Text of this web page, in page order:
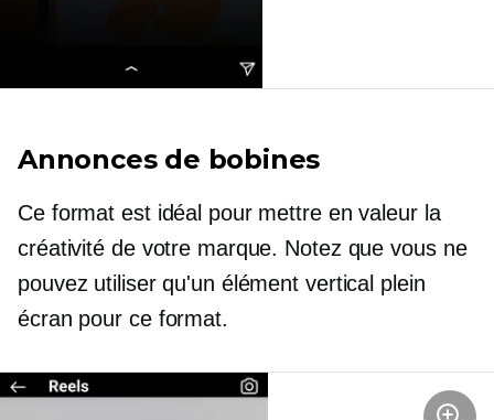
Annonces de bobines
Ce format est idéal pour mettre en valeur la
créativité de votre marque. Notez que vous ne
pouvez utiliser qu'un élément vertical plein
écran pour ce format.